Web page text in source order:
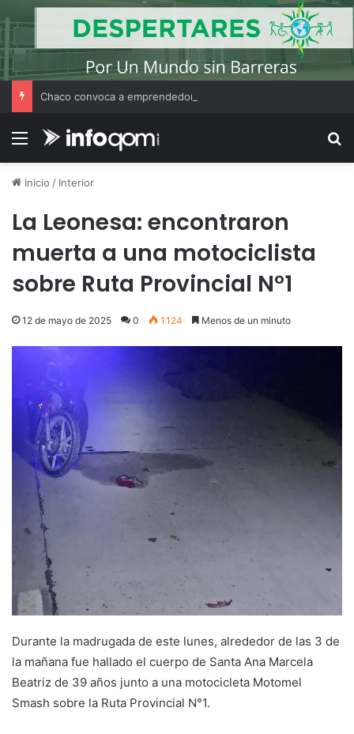
Menú
Inicio / Interior
La Leonesa: encontraron
muerta a una motociclista
sobre Ruta Provincial N°1
12 de mayo de 2025 0 1.124 Menos de un minuto
Durante la madrugada de este lunes, alrededor de las 3 de
la mañana fue hallado el cuerpo de Santa Ana Marcela
Beatriz de 39 años junto a una motocicleta Motomel
Smash sobre la Ruta Provincial N°1.